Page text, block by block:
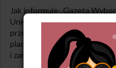
Jak informuje „Gazeta
Uniwersyteckiego Szpitala
przeniesionych do firmy
placówek medycznych w
i zaniepokojeni decyzją